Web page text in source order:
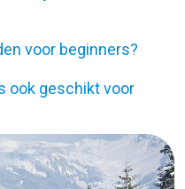
voor beginners?
ook geschikt voor